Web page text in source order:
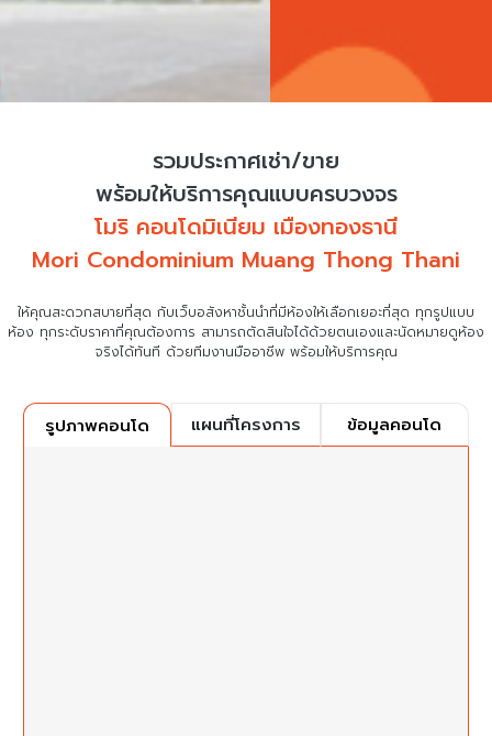
รวมประกาศเช่า/ขาย
พร้อมให้บริการคุณแบบครบวงจร
โมริ คอนโดมิเนียม เมืองทองธานี
Mori Condominium Muang Thong Thani
ให้คุณสะดวกสบายที่สุด กับเว็บอสังหาชั้นนำที่มีห้องให้เลือกเยอะที่สุด ทุกรูปแบบ
ห้อง ทุกระดับราคาที่คุณต้องการ สามารถตัดสินใจได้ด้วยตนเองและนัดหมายดูห้อง
จริงได้ทันที ด้วยทีมงานมืออาชีพ พร้อมให้บริการคุณ
รูปภาพคอนโด แผนที่โครงการ ข้อมูลคอนโด